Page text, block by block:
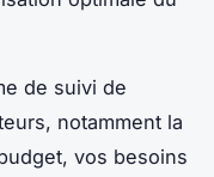
de suivi de
notamment la
vos besoins